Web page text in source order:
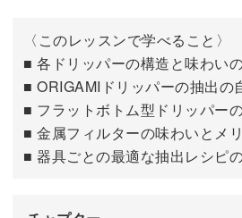
コーヒー時間が豊かに変わる
忙しいときには手軽な一杯を、ゆ
な抽出を。
使用材料・道具
豆を挽く
器具を温める
ペーパーフィルターをセットする
〈このレッスンで学べること〉
■ 各ドリッパーの構造と味わい
■ ORIGAMIドリッパーの抽出の
■ フラットボトム型ドリッパー
■ 金属フィルターの味わいとメ
■ 器具ごとの最適な抽出レシピ